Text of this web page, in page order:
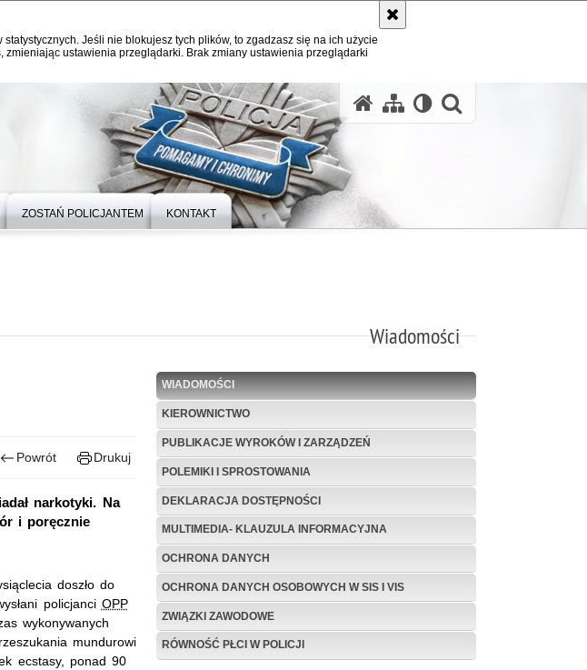
Jeśli nie blokujesz tych plików, to zgadzasz się na ich użycie
ustawienia przeglądarki. Brak zmiany ustawienia przeglądarki
ZOSTAŃ POLICJANTEM KONTAKT
Wiadomości
Powrót Drukuj
narkotyki. Na
i poręcznie
doszło do
policjanci OPP
wykonywanych
mundurowi
ecstasy, ponad 90
WIADOMOŚCI
KIEROWNICTWO
PUBLIKACJE WYROKÓW I ZARZĄDZEŃ
POLEMIKI I SPROSTOWANIA
DEKLARACJA DOSTĘPNOŚCI
MULTIMEDIA- KLAUZULA INFORMACYJNA
OCHRONA DANYCH
OCHRONA DANYCH OSOBOWYCH W SIS I VIS
ZWIĄZKI ZAWODOWE
RÓWNOŚĆ PŁCI W POLICJI